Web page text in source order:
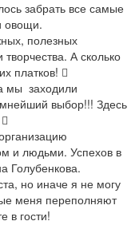
забрать все самые
овощи.
полезных
А сколько
платков! 
мы  заходили
выбор!!! Здесь
и людьми. Успехов в
Голубенкова.
но иначе я не могу
меня переполняют
в гости!